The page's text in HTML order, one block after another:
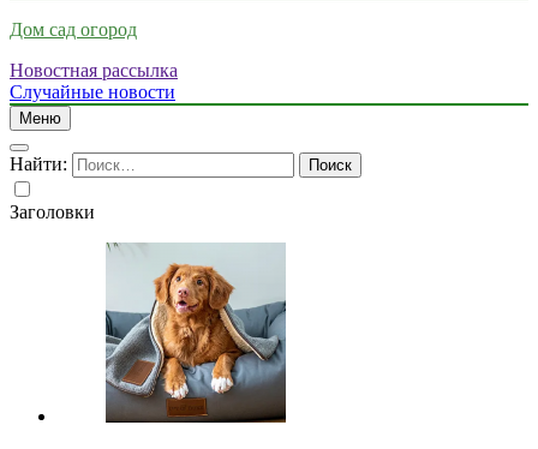
Дом сад огород
Новостная рассылка
Случайные новости
Меню
Найти:
Заголовки